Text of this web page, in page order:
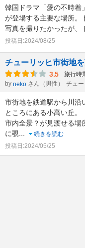
韓国ドラマ「愛の不時着
が登場する主要な場所。
写真を撮りたかったが、
投稿日:2024/08/25
チューリッヒ市街地
3.5 旅行時
by neko さん（男性） チュ
市街地を鉄道駅から川沿
ところにある小高い丘。
市内全景？が見渡せる場
に覗
続きを読む
投稿日:2024/05/25